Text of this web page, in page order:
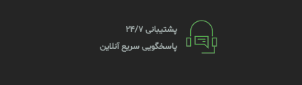
پشتیبانی 24/7
پاسخگویی سریع آنلاین